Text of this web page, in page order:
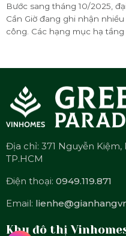
Bước sang tháng 10/2025,
Cần Giờ đang ghi nhận
công. Các hạng mục hạ
Địa chỉ: 371 Nguyễn Kiệm,
TP.HCM
Điện thoại: 0949.119.871
Email:
Khu đô thị